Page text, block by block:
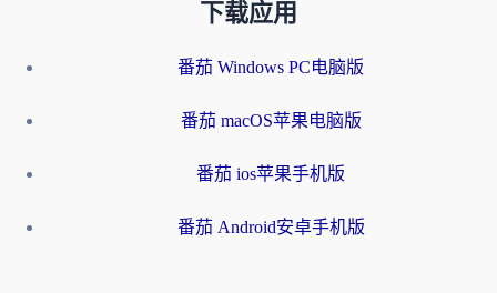
下载应用
番茄 Windows PC电脑版
番茄 macOS苹果电脑版
番茄 ios苹果手机版
番茄 Android安卓手机版